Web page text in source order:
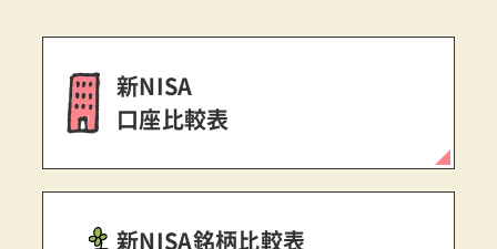
新NISA
口座比較表
新NISA銘柄比較表